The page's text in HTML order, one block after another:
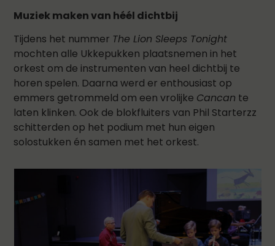
Muziek maken van héél dichtbij
Tijdens het nummer The Lion Sleeps Tonight
mochten alle Ukkepukken plaatsnemen in het
orkest om de instrumenten van heel dichtbij te
horen spelen. Daarna werd er enthousiast op
emmers getrommeld om een vrolijke Cancan te
laten klinken. Ook de blokfluiters van Phil Starterzz
schitterden op het podium met hun eigen
solostukken én samen met het orkest.